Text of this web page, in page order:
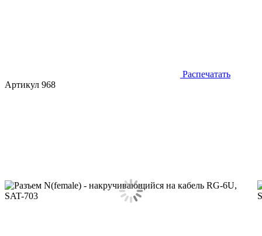
Распечатать
Артикул 968